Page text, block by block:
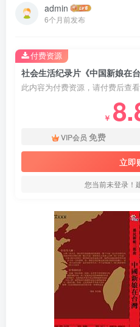
admin
6个月前发布
社会生活纪录片《中国新娘在
此内容为付费资源，请付费后查看
￥
VIP会员 免费
立即
您当前未登录！
付费资源